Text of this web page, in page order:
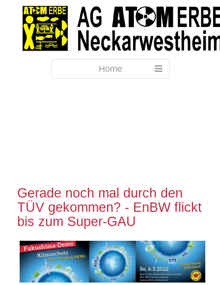
Home
Gerade noch mal durch den
TÜV gekommen? - EnBW flickt
bis zum Super-GAU